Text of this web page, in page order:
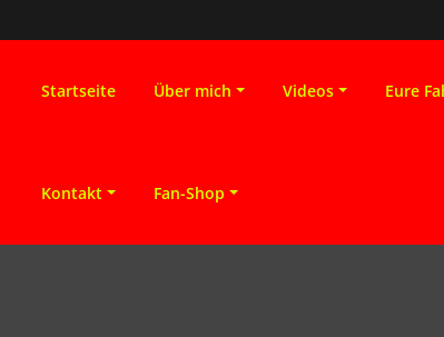
Startseite Über mich Videos Eure
Kontakt Fan-Shop